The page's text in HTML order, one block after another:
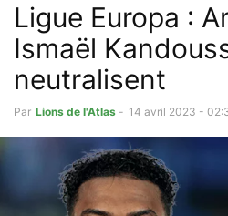
Ligue Europa :
Ismaël
neutralisent
Par Lions de l'Atlas - 14 avril 2023 -